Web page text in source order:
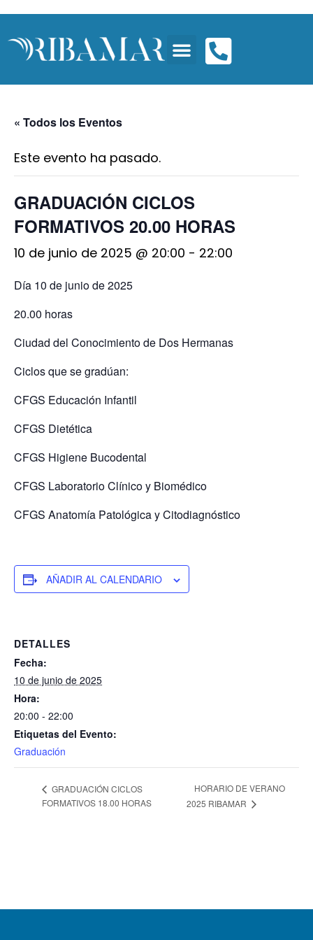
« Todos los Eventos
Este evento ha pasado.
GRADUACIÓN CICLOS
FORMATIVOS 20.00 HORAS
10 de junio de 2025 @ 20:00 - 22:00
Día 10 de junio de 2025
20.00 horas
Ciudad del Conocimiento de Dos Hermanas
Ciclos que se gradúan:
CFGS Educación Infantil
CFGS Dietética
CFGS Higiene Bucodental
CFGS Laboratorio Clínico y Biomédico
CFGS Anatomía Patológica y Citodiagnóstico
AÑADIR AL CALENDARIO
DETALLES
Fecha:
10 de junio de 2025
Hora:
20:00 - 22:00
Etiquetas del Evento:
Graduación
GRADUACIÓN CICLOS
FORMATIVOS 18.00 HORAS
HORARIO DE VERANO
2025 RIBAMAR